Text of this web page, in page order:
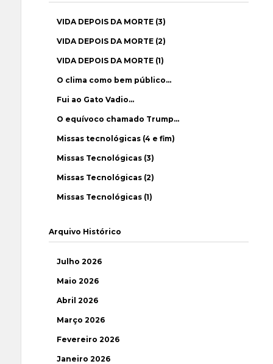
VIDA DEPOIS DA MORTE (3)
VIDA DEPOIS DA MORTE (2)
VIDA DEPOIS DA MORTE (1)
O clima como bem público…
Fui ao Gato Vadio…
O equívoco chamado Trump…
Missas tecnológicas (4 e fim)
Missas Tecnológicas (3)
Missas Tecnológicas (2)
Missas Tecnológicas (1)
Arquivo Histórico
Julho 2026
Maio 2026
Abril 2026
Março 2026
Fevereiro 2026
Janeiro 2026